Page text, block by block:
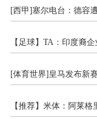
[西甲]塞尔电台：德容
【足球】TA：印度裔
[体育世界]皇马发布新
【推荐】米体：阿莱